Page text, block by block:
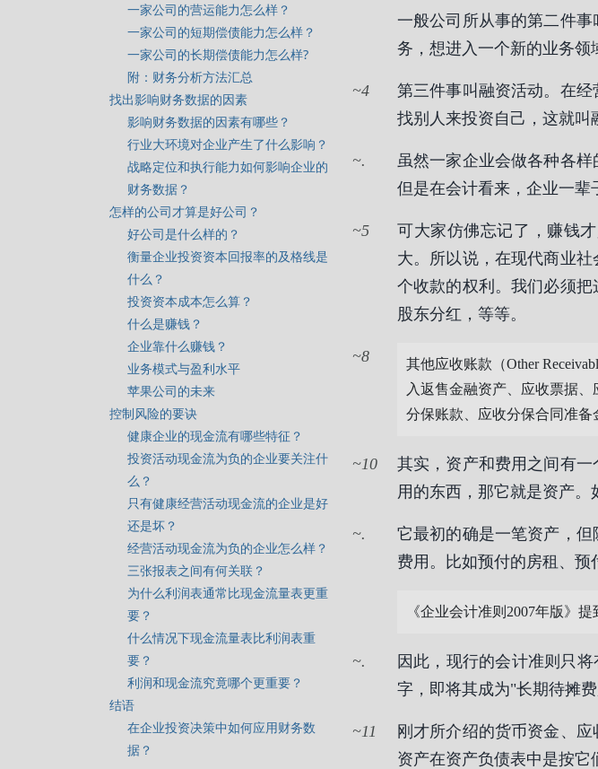
一家公司的营运能力怎么样？
一家公司的短期偿债能力怎么样？
一家公司的长期偿债能力怎么样?
附：财务分析方法汇总
找出影响财务数据的因素
影响财务数据的因素有哪些？
行业大环境对企业产生了什么影响？
战略定位和执行能力如何影响企业的
财务数据？
怎样的公司才算是好公司？
好公司是什么样的？
衡量企业投资资本回报率的及格线是
什么？
投资资本成本怎么算？
什么是赚钱？
企业靠什么赚钱？
业务模式与盈利水平
苹果公司的未来
控制风险的要诀
健康企业的现金流有哪些特征？
投资活动现金流为负的企业要关注什
么？
只有健康经营活动现金流的企业是好
还是坏？
经营活动现金流为负的企业怎么样？
三张报表之间有何关联？
为什么利润表通常比现金流量表更重
要？
什么情况下现金流量表比利润表重
要？
利润和现金流究竟哪个更重要？
结语
在企业投资决策中如何应用财务数
据？
一般公司所从事的第二件
务，想进入一个新的业务领
4
第三件事叫融资活动。在
找别人来投资自己，这就叫
.
虽然一家企业会做各种各
但是在会计看来，企业一辈
5
可大家仿佛忘记了，赚钱
大。所以说，在现代商业
个收款的权利。我们必须
股东分红，等等。
8
其他应收账款（Other
入返售金融资产、应收票据
分保账款、应收分保合同准备
10
其实，资产和费用之间有
用的东西，那它就是资产。
.
它最初的确是一笔资产，
费用。比如预付的房租、预
《企业会计准则2007年版》
.
因此，现行的会计准则只
字，即将其成为"长期待摊
11
刚才所介绍的货币资金、
资产在资产负债表中是按它